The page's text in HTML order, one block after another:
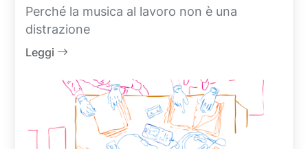
Perché la musica al lavoro non è una
distrazione
Leggi